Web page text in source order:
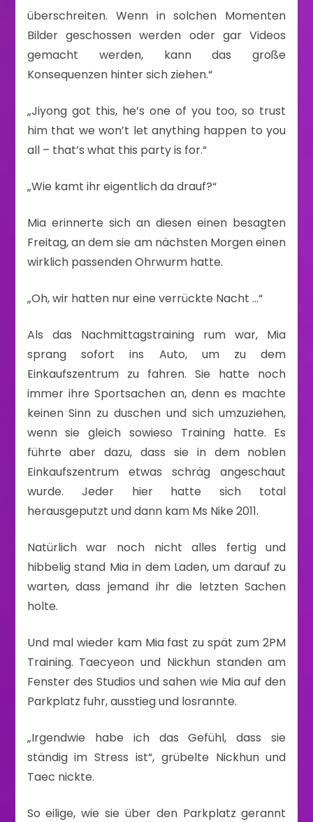
überschreiten. Wenn in solchen Momenten
Bilder geschossen werden oder gar Videos
gemacht werden, kann das große
Konsequenzen hinter sich ziehen.“
„Jiyong got this, he’s one of you too, so trust
him that we won’t let anything happen to you
all – that’s what this party is for.“
„Wie kamt ihr eigentlich da drauf?“
Mia erinnerte sich an diesen einen besagten
Freitag, an dem sie am nächsten Morgen einen
wirklich passenden Ohrwurm hatte.
„Oh, wir hatten nur eine verrückte Nacht …“
Als das Nachmittagstraining rum war, Mia
sprang sofort ins Auto, um zu dem
Einkaufszentrum zu fahren. Sie hatte noch
immer ihre Sportsachen an, denn es machte
keinen Sinn zu duschen und sich umzuziehen,
wenn sie gleich sowieso Training hatte. Es
führte aber dazu, dass sie in dem noblen
Einkaufszentrum etwas schräg angeschaut
wurde. Jeder hier hatte sich total
herausgeputzt und dann kam Ms Nike 2011.
Natürlich war noch nicht alles fertig und
hibbelig stand Mia in dem Laden, um darauf zu
warten, dass jemand ihr die letzten Sachen
holte.
Und mal wieder kam Mia fast zu spät zum 2PM
Training. Taecyeon und Nickhun standen am
Fenster des Studios und sahen wie Mia auf den
Parkplatz fuhr, ausstieg und losrannte.
„Irgendwie habe ich das Gefühl, dass sie
ständig im Stress ist“, grübelte Nickhun und
Taec nickte.
So eilige, wie sie über den Parkplatz gerannt